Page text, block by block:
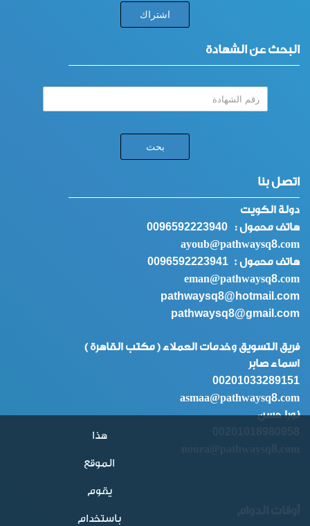
البحث عن الشهادة
اتصل بنا
دولة الكويت
هاتف محمول : 0096592223940
ayoub@pathwaysq8.com
هاتف محمول :
0096592223941
eman@pathwaysq8.com
pathwaysq8@hotmail.com
pathwaysq8@gmail.com
فريق التسويق وخدمات العملاء ( مكتب القاهرة )
اسماء صابر
00201033289151
asmaa@pathwaysq8.com
نورا حسن
هذا
الموقع
يقوم
باستخدام